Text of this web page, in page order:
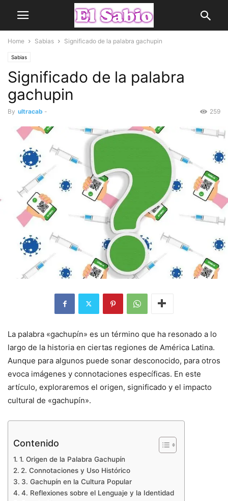
Home Sabias Significado de la palabra gachupin
Sabias
Significado de la palabra
gachupin
By ultracab - 259
La palabra «gachupín» es un término que ha resonado a lo
largo de la historia en ciertas regiones de América Latina.
Aunque para algunos puede sonar desconocido, para otros
evoca imágenes y connotaciones específicas. En este
artículo, exploraremos el origen, significado y el impacto
cultural de «gachupín».
Contenido
1. Origen de la Palabra Gachupín
2. Connotaciones y Uso Histórico
3. Gachupín en la Cultura Popular
4. Reflexiones sobre el Lenguaje y la Identidad